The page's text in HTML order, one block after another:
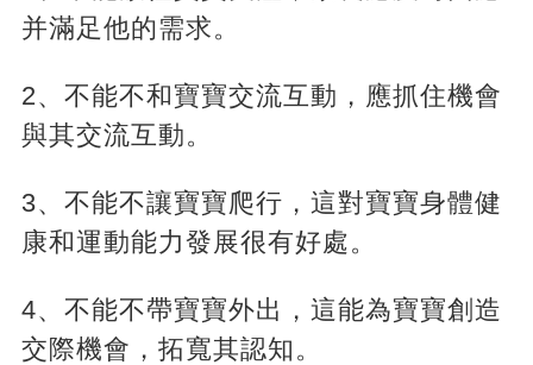
并滿足他的需求。
2、不能不和寶寶交流互動，應抓住機會
與其交流互動。
3、不能不讓寶寶爬行，這對寶寶身體健
康和運動能力發展很有好處。
4、不能不帶寶寶外出，這能為寶寶創造
交際機會，拓寬其認知。